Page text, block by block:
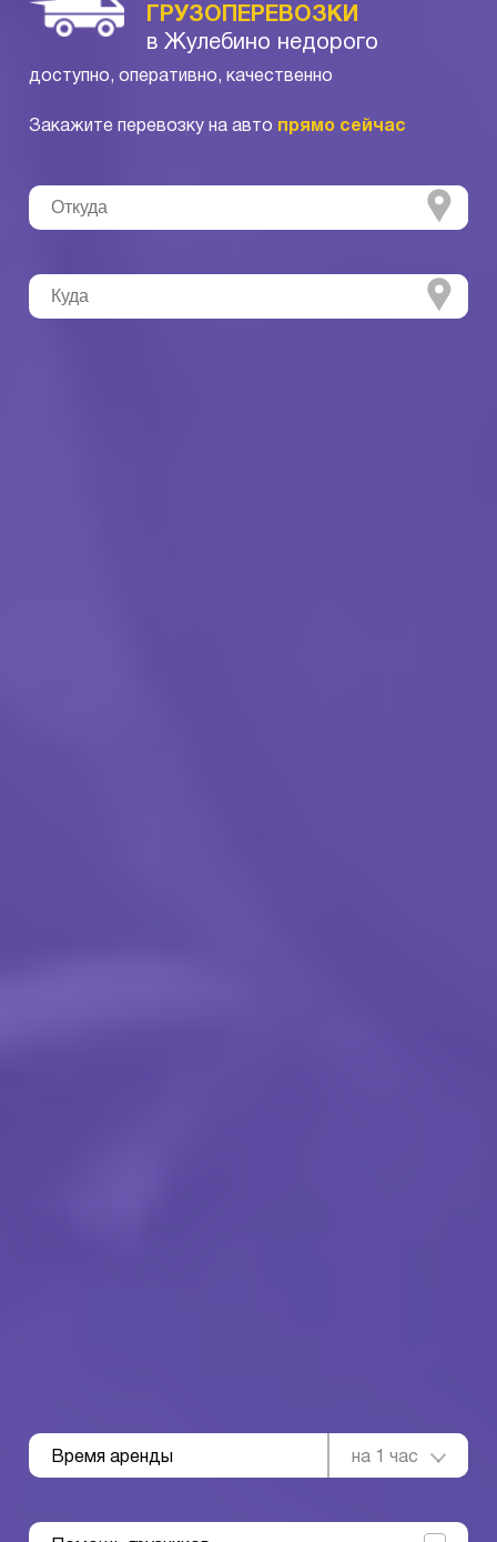
ГРУЗОПЕРЕВОЗКИ
в Жулебино недорого
доступно, оперативно, качественно
Закажите перевозку на авто прямо сейчас
Время аренды на 1 час